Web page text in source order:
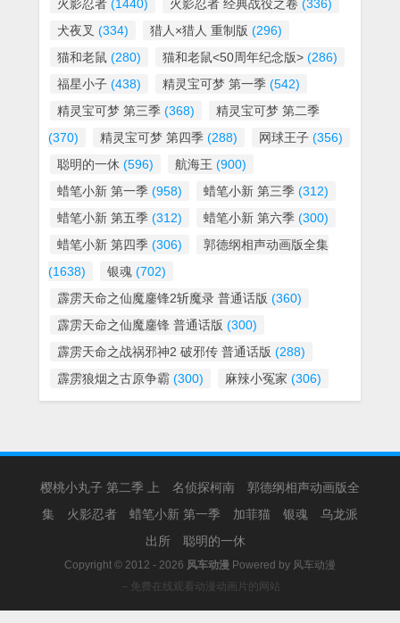
火影忍者 (1440) 火影忍者 经典战役之卷 (336)
犬夜叉 (334) 猎人×猎人 重制版 (296)
猫和老鼠 (280) 猫和老鼠<50周年纪念版> (286)
福星小子 (438) 精灵宝可梦 第一季 (542)
精灵宝可梦 第三季 (368)
精灵宝可梦 第二季
(370)
精灵宝可梦 第四季 (288) 网球王子 (356)
聪明的一休 (596) 航海王 (900)
蜡笔小新 第一季 (958) 蜡笔小新 第三季 (312)
蜡笔小新 第五季 (312) 蜡笔小新 第六季 (300)
蜡笔小新 第四季 (306)
郭德纲相声动画版全集
(1638)
银魂 (702)
霹雳天命之仙魔鏖锋2斩魔录 普通话版 (360)
霹雳天命之仙魔鏖锋 普通话版 (300)
霹雳天命之战祸邪神2 破邪传 普通话版 (288)
霹雳狼烟之古原争霸 (300) 麻辣小冤家 (306)
樱桃小丸子 第二季 上 名侦探柯南
郭德纲相声动画版全
集
火影忍者 蜡笔小新 第一季 加菲猫 银魂
乌龙派
出所
聪明的一休
Copyright © 2012 - 2026 风车动漫 Powered by 风车动漫
－免费在线观看动漫动画片的网站